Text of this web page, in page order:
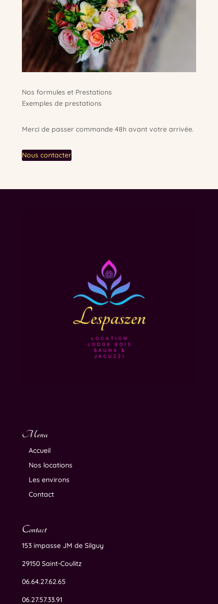
Nos formules et Prestations
Exemples de prestations
Merci de passer commande 48h avant votre arrivée.
Nous contacter
Menu
Accueil
Nos locations
Les environs
Contact
Contact
153 impasse JM de Silguy
29150 Saint-Coulitz
06.64.27.62.65
06.27.57.33.91